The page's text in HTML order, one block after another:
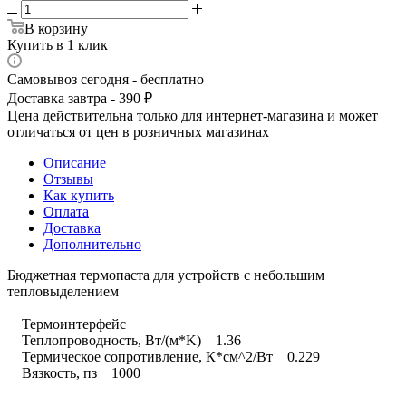
В корзину
Купить в 1 клик
Самовывоз сегодня - бесплатно
Доставка завтра - 390 ₽
Цена действительна только для интернет-магазина и может
отличаться от цен в розничных магазинах
Описание
Отзывы
Как купить
Оплата
Доставка
Дополнительно
Бюджетная термопаста для устройств с небольшим
тепловыделением
Термоинтерфейс
Теплопроводность, Вт/(м*K) 1.36
Термическое сопротивление, К*см^2/Вт 0.229
Вязкость, пз 1000